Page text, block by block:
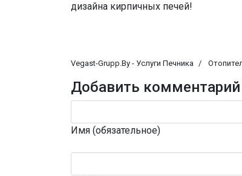
дизайна кирпичных печей!
Vegast-Grupp.By - Услуги Печника
Добавить комментарий
Имя (обязательное)